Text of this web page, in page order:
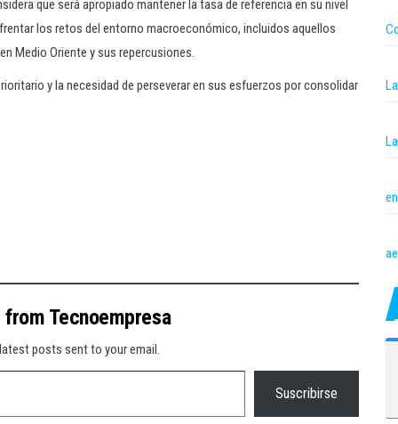
que será apropiado mantener la tasa de referencia en su nivel
los retos del entorno macroeconómico, incluidos aquellos
Medio Oriente y sus repercusiones.
y la necesidad de perseverar en sus esfuerzos por consolidar
Tecnoempresa
posts sent to your email.
Suscribirse